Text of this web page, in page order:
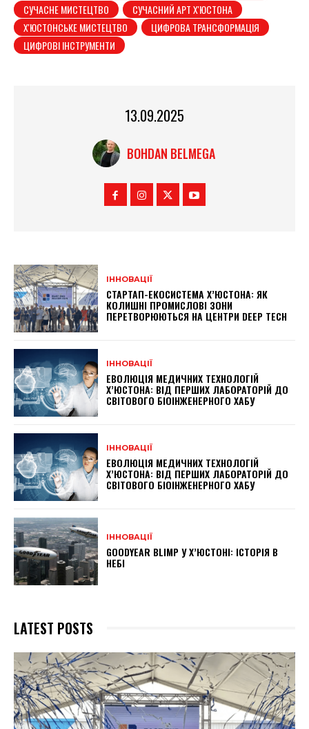
СУЧАСНЕ МИСТЕЦТВО
СУЧАСНИЙ АРТ Х'ЮСТОНА
Х'ЮСТОНСЬКЕ МИСТЕЦТВО
ЦИФРОВА ТРАНСФОРМАЦІЯ
ЦИФРОВІ ІНСТРУМЕНТИ
13.09.2025
BOHDAN BELMEGA
ІННОВАЦІЇ
СТАРТАП-ЕКОСИСТЕМА Х’ЮСТОНА: ЯК
КОЛИШНІ ПРОМИСЛОВІ ЗОНИ
ПЕРЕТВОРЮЮТЬСЯ НА ЦЕНТРИ DEEP TECH
ІННОВАЦІЇ
ЕВОЛЮЦІЯ МЕДИЧНИХ ТЕХНОЛОГІЙ
Х’ЮСТОНА: ВІД ПЕРШИХ ЛАБОРАТОРІЙ ДО
СВІТОВОГО БІОІНЖЕНЕРНОГО ХАБУ
ІННОВАЦІЇ
ЕВОЛЮЦІЯ МЕДИЧНИХ ТЕХНОЛОГІЙ
Х’ЮСТОНА: ВІД ПЕРШИХ ЛАБОРАТОРІЙ ДО
СВІТОВОГО БІОІНЖЕНЕРНОГО ХАБУ
ІННОВАЦІЇ
GOODYEAR BLIMP У Х’ЮСТОНІ: ІСТОРІЯ В
НЕБІ
LATEST POSTS